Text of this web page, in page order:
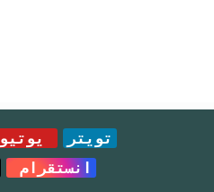
تويتر
انستقرام